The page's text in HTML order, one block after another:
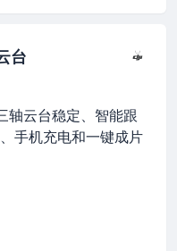
台
轴云台稳定、智能跟
手机充电和一键成片